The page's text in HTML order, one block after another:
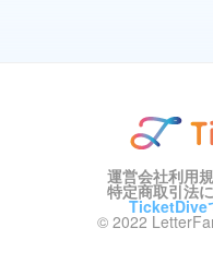
運営会社利用
特定商取引法
TicketDive
© 2022